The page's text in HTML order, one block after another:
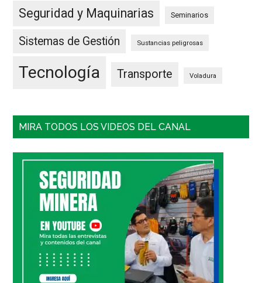
Seguridad y Maquinarias Seminarios
Sistemas de Gestión Sustancias peligrosas
Tecnología Transporte Voladura
MIRA TODOS LOS VIDEOS DEL CANAL